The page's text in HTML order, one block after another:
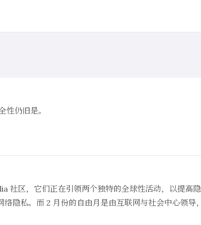
仍旧是。
社区，它们正在引领两个独特的全球性活动，以提高
隐私。而 2 月份的自由月是由互联网与社会中心领